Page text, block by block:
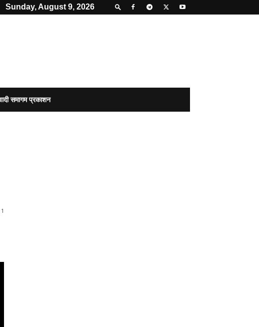
Sunday, August 9, 2026
समागम प्रकाशन
1